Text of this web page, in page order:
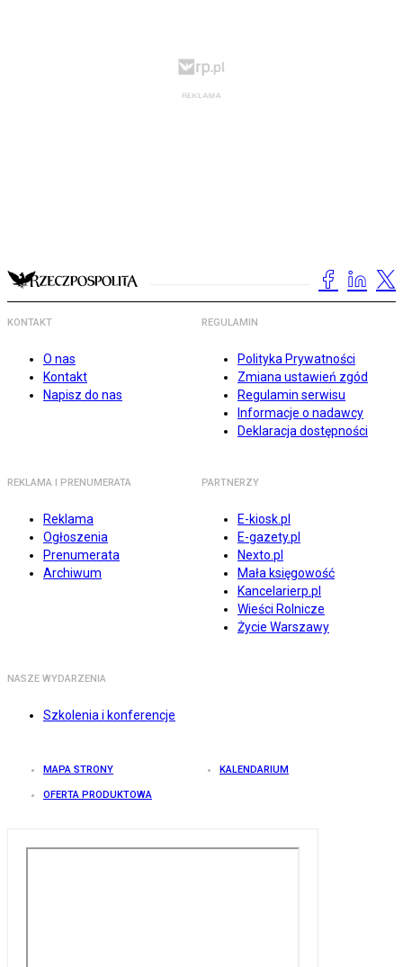
KONTAKT
O nas
Kontakt
Napisz do nas
REGULAMIN
Polityka Prywatności
Zmiana ustawień zgód
Regulamin serwisu
Informacje o nadawcy
Deklaracja dostępności
REKLAMA I PRENUMERATA
Reklama
Ogłoszenia
Prenumerata
Archiwum
PARTNERZY
E-kiosk.pl
E-gazety.pl
Nexto.pl
Mała księgowość
Kancelarierp.pl
Wieści Rolnicze
Życie Warszawy
NASZE WYDARZENIA
Szkolenia i konferencje
MAPA STRONY KALENDARIUM
OFERTA PRODUKTOWA